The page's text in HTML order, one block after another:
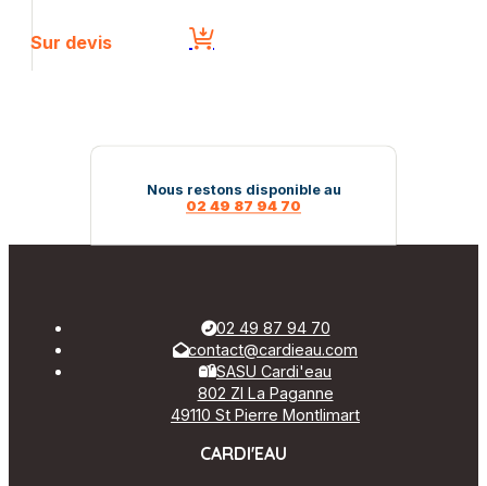
Sur devis
Nous restons disponible au
02 49 87 94 70
02 49 87 94 70
contact@cardieau.com
SASU Cardi'eau
802 ZI La Paganne
49110 St Pierre Montlimart
CARDI'EAU